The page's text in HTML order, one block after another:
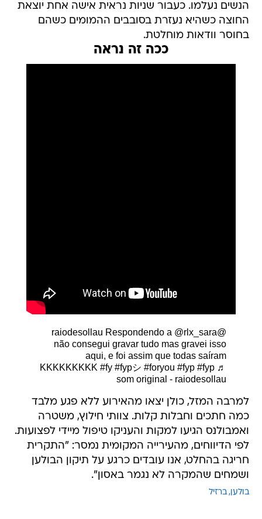
הנשים נעלמו. כעבור שניות נראית אישה אחת יוצאת
החוצה כשהיא נעזרת בסובבים ההמומים כשהם
בחוסר וודאות מוחלטת.
ככה זה נראה
@raiodesollau
Respondendo a @rlx_sara
não consegui gravar tudo mas gravei isso
aqui, e foi assim que todas saíram
KKKKKKKKK #fy #fypシ #foryou #fyp #fyp ♬
som original - raiodesollau
למרבה המזל, כולן יצאו מהאירוע ללא פגע מלבד
כמה חתכים וחבלות קלות. צוותי חילוץ, משטרה
ואמבולנס הגיעו למקות והעניקו טיפול מיידי לפצועות.
לפי הדיווחים, מהעירייה המקומית נמסר: "התקרית
חריגה בהחלט, אנו עובדים כרגע על תיקון הבולען
ושמחים שהמקרה לא נגמר באסון".
בולען ברזיל